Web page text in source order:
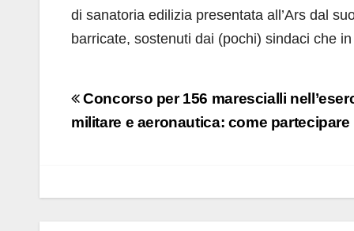
di sanatoria edilizia presentata all’Ars dal
barricate, sostenuti dai (pochi) sindaci che
Navigazione
articoli
Concorso per 156 marescialli
militare e aeronautica: come partecipare